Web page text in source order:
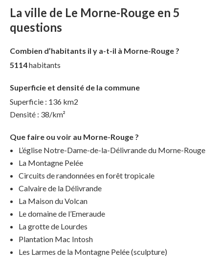
La ville de Le Morne-Rouge en 5
questions
Combien d’habitants il y a-t-il à Morne-Rouge ?
5114habitants
Superficie et densité de la commune
Superficie : 136 km2
Densité : 38/km²
Que faire ou voir au Morne-Rouge ?
L’église Notre-Dame-de-la-Délivrande du Morne-Rouge
La Montagne Pelée
Circuits de randonnées en forêt tropicale
Calvaire de la Délivrande
La Maison du Volcan
Le domaine de l’Emeraude
La grotte de Lourdes
Plantation Mac Intosh
Les Larmes de la Montagne Pelée (sculpture)